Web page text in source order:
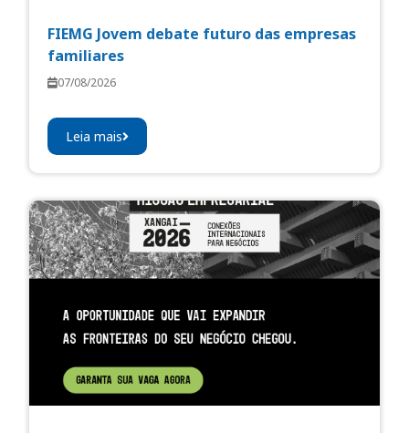
FIEMG Jovem debate futuro das empresas
familiares
07/08/2026
Leia mais